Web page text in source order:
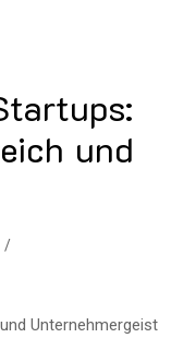
und
Unternehmergeist